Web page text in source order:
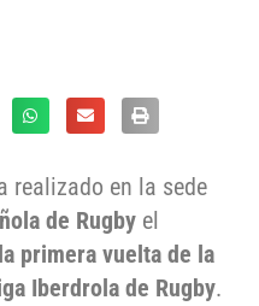
realizado en la sede
de Rugby el
primera vuelta de la
Iberdrola de Rugby.